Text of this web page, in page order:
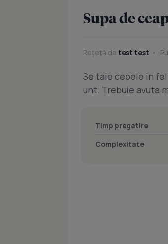
Supa de
Rețetă de test test
Se taie cepele in
unt. Trebuie avuta
Timp pregatire
Complexitate